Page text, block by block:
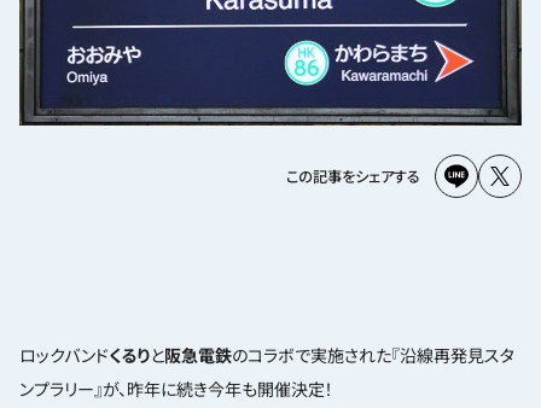
この記事をシェアする
ロックバンドくるりと阪急電鉄のコラボで実施された『沿線再発見スタ
ンプラリー』が、昨年に続き今年も開催決定！